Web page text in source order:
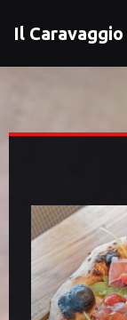
Il Caravaggio